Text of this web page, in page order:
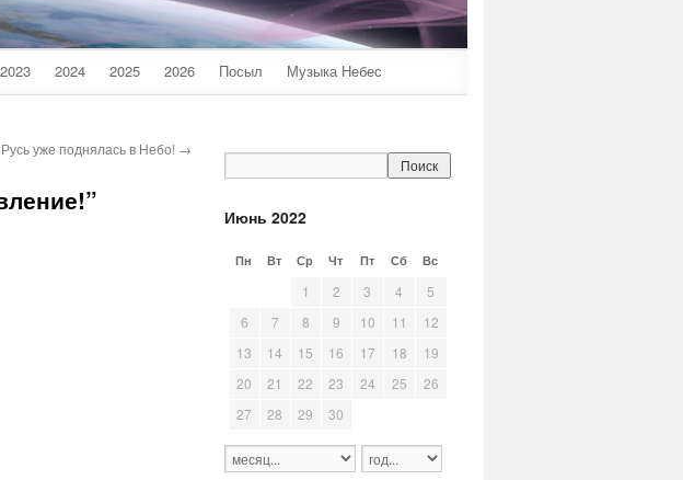
2023 2024 2025 2026 Посыл Музыка Небес
Июнь 2022
Пн Вт Ср Чт Пт Сб Вс
1 2 3 4
5
6
7 8 9 10 11
12
13
14 15 16 17 18
19
20
21 22 23 24 25
26
27
28 29 30
уже поднялась в Небо! →